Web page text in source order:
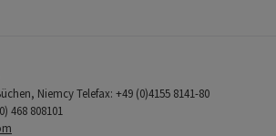
Niemcy Telefax: +49 (0)4155 8141-80
468 808101